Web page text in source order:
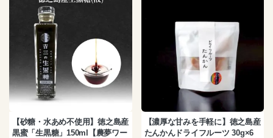
【砂糖・水あめ不使用】徳之島産
黒蜜「生黒糖」150ml【農夢ワー
【濃厚な甘みを手軽に】徳之島産
たんかんドライフルーツ 30g×6